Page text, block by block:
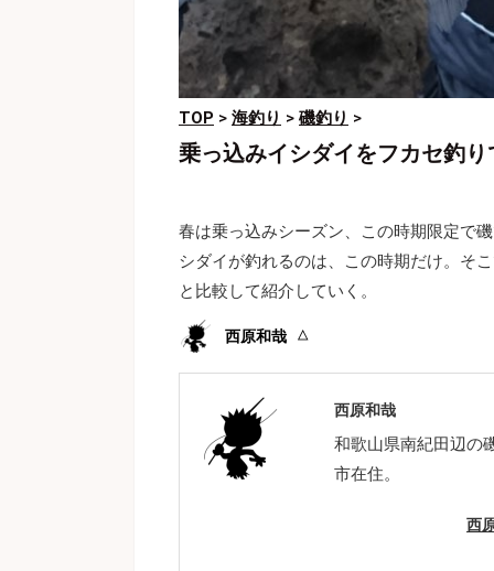
TOP > 海釣り > 磯釣り >
乗っ込みイシダイをフカセ釣
春は乗っ込みシーズン、この時期限定で
シダイが釣れるのは、この時期だけ。そ
と比較して紹介していく。
西原和哉
西原和哉
和歌山県南紀田辺の
市在住。
西